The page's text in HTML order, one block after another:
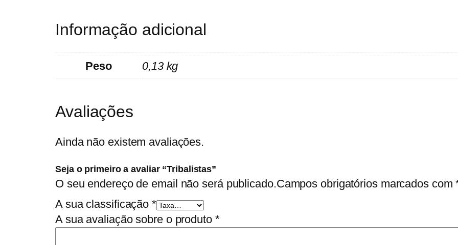
Informação adicional
Peso 0,13 kg
Avaliações
Ainda não existem avaliações.
Seja o primeiro a avaliar “Tribalistas”
O seu endereço de email não será publicado.Campos obrigatórios marcados com
A sua classificação *
A sua avaliação sobre o produto *